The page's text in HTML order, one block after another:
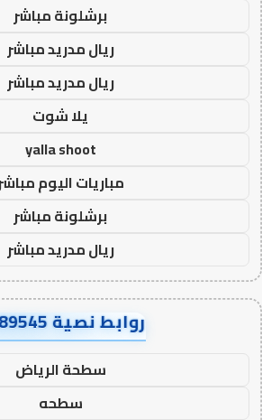
برشلونة مباشر
ريال مدريد مباشر
ريال مدريد مباشر
يلا شوت
yalla shoot
مباريات اليوم
برشلونة مباشر
ريال مدريد مباشر
روابط نصية AA89545
سطحة الرياض
سطحه